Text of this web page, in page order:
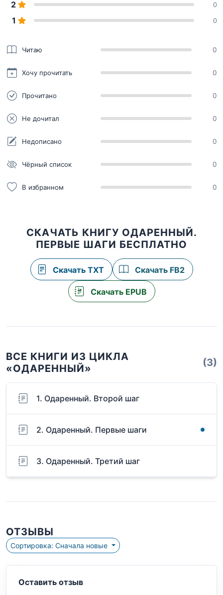
2 0
1 0
Читаю 0
Хочу прочитать 0
Прочитано 0
Не дочитал 0
Недописано 0
Чёрный список 0
В избранном 0
СКАЧАТЬ КНИГУ ОДАРЕННЫЙ.
ПЕРВЫЕ ШАГИ БЕСПЛАТНО
Скачать TXT Скачать FB2
Скачать EPUB
ВСЕ КНИГИ ИЗ ЦИКЛА
«ОДАРЕННЫЙ»
(3)
1. Одаренный. Второй шаг
2. Одаренный. Первые шаги
3. Одаренный. Третий шаг
ОТЗЫВЫ
Сортировка: Сначала новые
Оставить отзыв